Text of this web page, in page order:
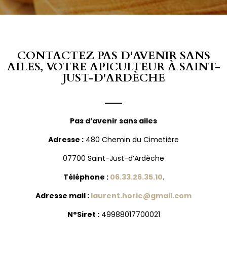
CONTACTEZ PAS D'AVENIR SANS
AILES, VOTRE APICULTEUR À SAINT-
JUST-D'ARDÈCHE
Pas d’avenir sans ailes
Adresse : 480 Chemin du Cimetière
07700 Saint-Just-d’Ardèche
Téléphone : 06.33.26.35.10.
Adresse mail : laurent.horie@gmail.com
N°Siret :49988017700021